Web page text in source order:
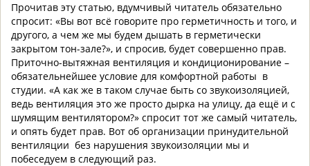
Прочитав эту статью, вдумчивый читатель обязательно
спросит: «Вы вот всё говорите про герметичность и того, и
другого, а чем же мы будем дышать в герметически
закрытом тон-зале?», и спросив, будет совершенно прав.
Приточно-вытяжная вентиляция и кондиционирование –
обязательнейшее условие для комфортной работы в
студии. «А как же в таком случае быть со звукоизоляцией,
ведь вентиляция это же просто дырка на улицу, да ещё и с
шумящим вентилятором?» спросит тот же самый читатель,
и опять будет прав. Вот об организации принудительной
вентиляции без нарушения звукоизоляции мы и
побеседуем в следующий раз.